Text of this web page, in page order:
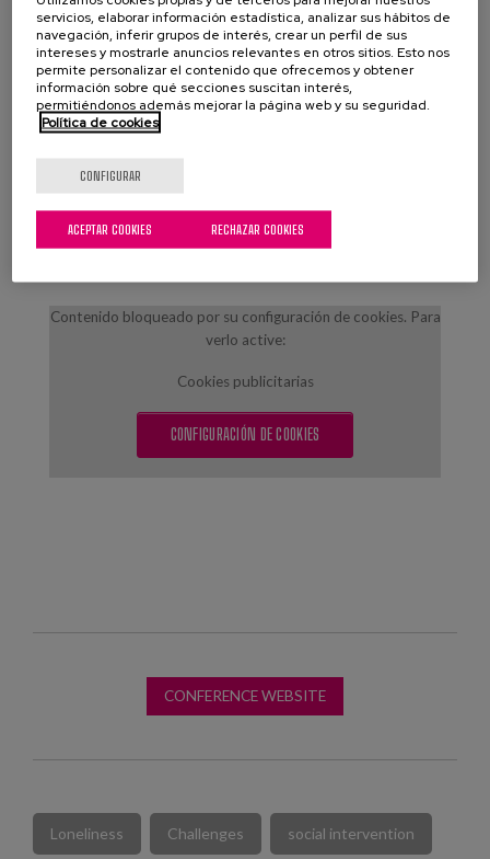
Mayte Sancho, member of the board of trustees of
Matia.
María José de Prada, educationalist of the section
for the Promotion of Autonomy of the Elderly -
IMAS
Welfare of Palma City Council
Those attending the event will be able to enjoy a
welcome coffee at 10am in the CaixaForum
Contenido bloqueado por su configuración de cookies. Para
verlo active:
Cookies publicitarias
CONFIGURACIÓN DE COOKIES
CONFERENCE WEBSITE
Loneliness Challenges social intervention
servicios, elaborar información estadística, analizar sus hábitos de
navegación, inferir grupos de interés, crear un perfil de sus
intereses y mostrarle anuncios relevantes en otros sitios. Esto nos
permite personalizar el contenido que ofrecemos y obtener
información sobre qué secciones suscitan interés,
permitiéndonos además mejorar la página web y su seguridad.
Política de cookies
CONFIGURAR
RECHAZAR COOKIES
ACEPTAR COOKIES